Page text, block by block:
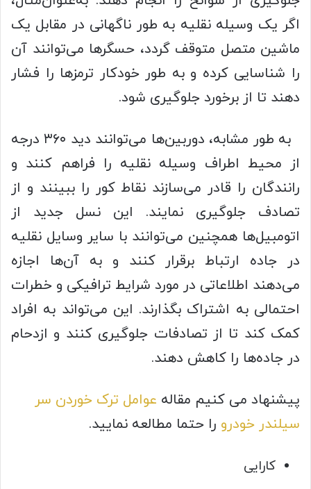
اگر یک وسیله نقلیه به طور ناگهانی در مقابل یک
ماشین متصل متوقف گردد، حسگرها می‌توانند آن
را شناسایی کرده و به طور خودکار ترمزها را فشار
دهند تا از برخورد جلوگیری شود.
به طور مشابه، دوربین‌ها می‌توانند دید ۳۶۰ درجه
از محیط اطراف وسیله نقلیه را فراهم کنند و
رانندگان را قادر می‌سازند نقاط کور را ببینند و از
تصادف جلوگیری نمایند. این نسل جدید از
اتومبیل‌ها همچنین می‌توانند با سایر وسایل نقلیه
در جاده ارتباط برقرار کنند و به آن‌ها اجازه
می‌دهند اطلاعاتی در مورد شرایط ترافیکی و خطرات
احتمالی به اشتراک بگذارند. این می‌تواند به افراد
کمک کند تا از تصادفات جلوگیری کنند و ازدحام
در جاده‌ها را کاهش دهند.
پیشنهاد می کنیم مقاله عوامل ترک خوردن سر
سیلندر خودرو را حتما مطالعه نمایید.
کارایی